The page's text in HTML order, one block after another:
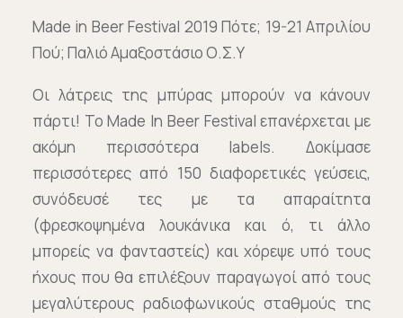
Made in Beer Festival 2019 Πότε; 19-21 Απριλίου
Πού; Παλιό Αμαξοστάσιο Ο.Σ.Υ
Οι λάτρεις της μπύρας μπορούν να κάνουν
πάρτι! Το Made In Beer Festival επανέρχεται με
ακόμη περισσότερα labels. Δοκίμασε
περισσότερες από 150 διαφορετικές γεύσεις,
συνόδευσέ τες με τα απαραίτητα
(φρεσκοψημένα λουκάνικα και ό, τι άλλο
μπορείς να φανταστείς) και χόρεψε υπό τους
ήχους που θα επιλέξουν παραγωγοί από τους
μεγαλύτερους ραδιοφωνικούς σταθμούς της